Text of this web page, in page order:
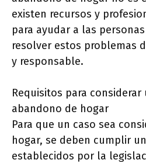
existen recursos y
para ayudar a las
resolver estos problemas
y responsable.
Requisitos para considerar
abandono de hogar
Para que un caso sea
hogar, se deben cumplir
establecidos por la